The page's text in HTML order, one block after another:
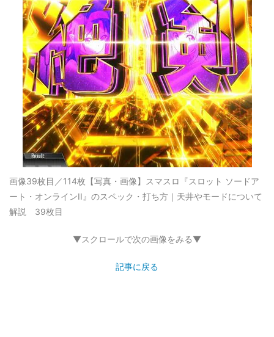
画像39枚目／114枚 【写真・画像】スマスロ『スロット ソードア
ート・オンラインII』のスペック・打ち方｜天井やモードについて
解説 39枚目
▼スクロールで次の画像をみる▼
記事に戻る